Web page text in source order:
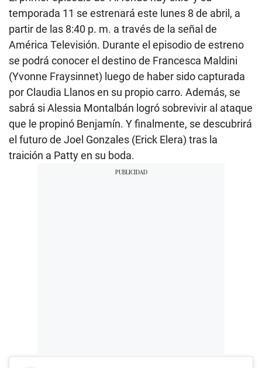
temporada 11 se estrenará este lunes 8 de abril, a
partir de las 8:40 p. m. a través de la señal de
América Televisión. Durante el episodio de estreno
se podrá conocer el destino de Francesca Maldini
(Yvonne Fraysinnet) luego de haber sido capturada
por Claudia Llanos en su propio carro. Además, se
sabrá si Alessia Montalbán logró sobrevivir al ataque
que le propinó Benjamín. Y finalmente, se descubrirá
el futuro de Joel Gonzales (Erick Elera) tras la
traición a Patty en su boda.